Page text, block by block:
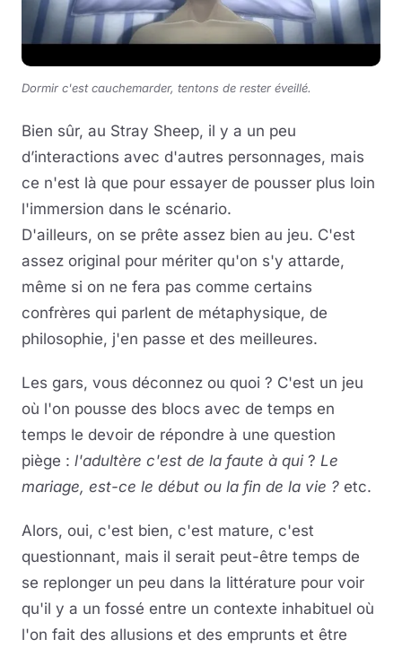
Dormir c'est cauchemarder, tentons de rester éveillé.
Bien sûr, au Stray Sheep, il y a un peu
d’interactions avec d'autres personnages, mais
ce n'est là que pour essayer de pousser plus loin
l'immersion dans le scénario.
D'ailleurs, on se prête assez bien au jeu. C'est
assez original pour mériter qu'on s'y attarde,
même si on ne fera pas comme certains
confrères qui parlent de métaphysique, de
philosophie, j'en passe et des meilleures.
Les gars, vous déconnez ou quoi ? C'est un jeu
où l'on pousse des blocs avec de temps en
temps le devoir de répondre à une question
piège : l'adultère c'est de la faute à qui ? Le
mariage, est-ce le début ou la fin de la vie ? etc.
Alors, oui, c'est bien, c'est mature, c'est
questionnant, mais il serait peut-être temps de
se replonger un peu dans la littérature pour voir
qu'il y a un fossé entre un contexte inhabituel où
l'on fait des allusions et des emprunts et être